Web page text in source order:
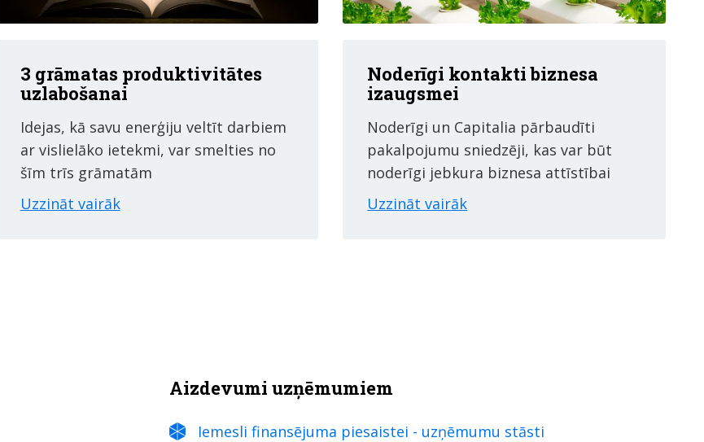
3 grāmatas produktivitātes
uzlabošanai
Idejas, kā savu enerģiju veltīt darbiem
ar vislielāko ietekmi, var smelties no
šīm trīs grāmatām
Uzzināt vairāk
Noderīgi kontakti biznesa
izaugsmei
Noderīgi un Capitalia pārbaudīti
pakalpojumu sniedzēji, kas var būt
noderīgi jebkura biznesa attīstībai
Uzzināt vairāk
Aizdevumi uzņēmumiem
Iemesli finansējuma piesaistei - uzņēmumu stāsti